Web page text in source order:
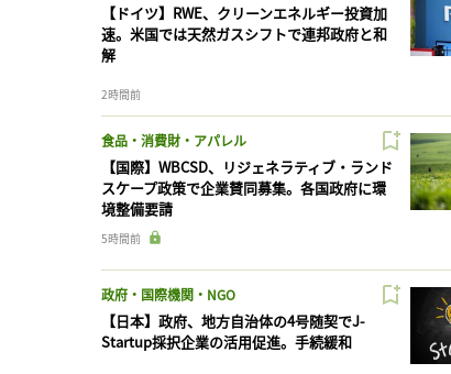
【ドイツ】RWE、クリーンエネルギー投資加
速。米国では天然ガスシフトで連邦政府と和
解
2時間前
食品・消費財・アパレル
【国際】WBCSD、リジェネラティブ・ランド
スケープ政策で企業賛同募集。各国政府に環
境整備要請
5時間前
政府・国際機関・NGO
【日本】政府、地方自治体の4号随契でJ-
Startup採択企業の活用促進。手続緩和